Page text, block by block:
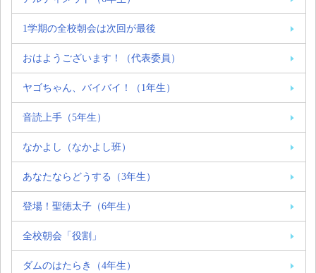
1学期の全校朝会は次回が最後
おはようございます！（代表委員）
ヤゴちゃん、バイバイ！（1年生）
音読上手（5年生）
なかよし（なかよし班）
あなたならどうする（3年生）
登場！聖徳太子（6年生）
全校朝会「役割」
ダムのはたらき（4年生）